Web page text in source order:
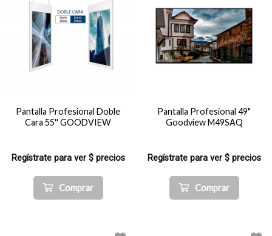
Pantalla Profesional Doble
Cara 55'' GOODVIEW
Regístrate para ver $ precios
Comprar
Pantalla Profesional 49"
Goodview M49SAQ
Regístrate para ver $ precios
Comprar